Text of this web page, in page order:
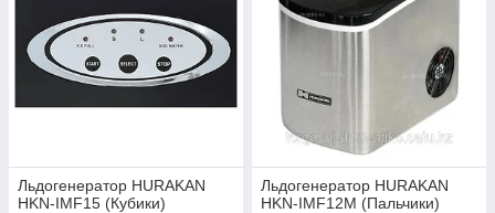
Льдогенератор HURAKAN
HKN-IMF15 (Кубики)
Льдогенератор HURAKAN
HKN-IMF12М (Пальчики)